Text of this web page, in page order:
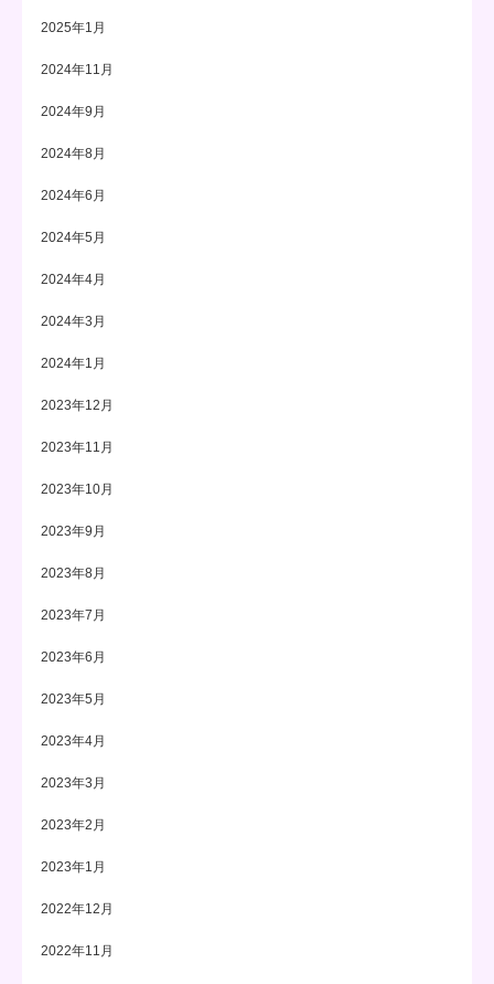
2025年1月
2024年11月
2024年9月
2024年8月
2024年6月
2024年5月
2024年4月
2024年3月
2024年1月
2023年12月
2023年11月
2023年10月
2023年9月
2023年8月
2023年7月
2023年6月
2023年5月
2023年4月
2023年3月
2023年2月
2023年1月
2022年12月
2022年11月